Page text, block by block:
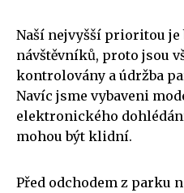
Naší nejvyšší prioritou je
návštěvníků, proto jsou
kontrolovány a údržba
Navíc jsme vybaveni
elektronického
mohou být klidní.
Před odchodem z parku